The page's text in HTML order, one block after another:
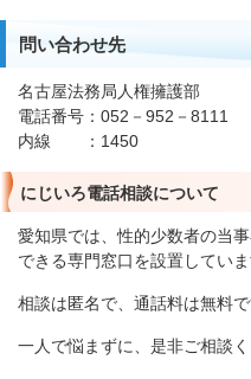
問い合わせ先
名古屋法務局人権擁護部
電話番号：052－952－8111
内線 ：1450
にじいろ電話相談について
愛知県では、性的少数者の当
できる専門窓口を設置していま
相談は匿名で、通話料は無料で
一人で悩まずに、是非ご相談く